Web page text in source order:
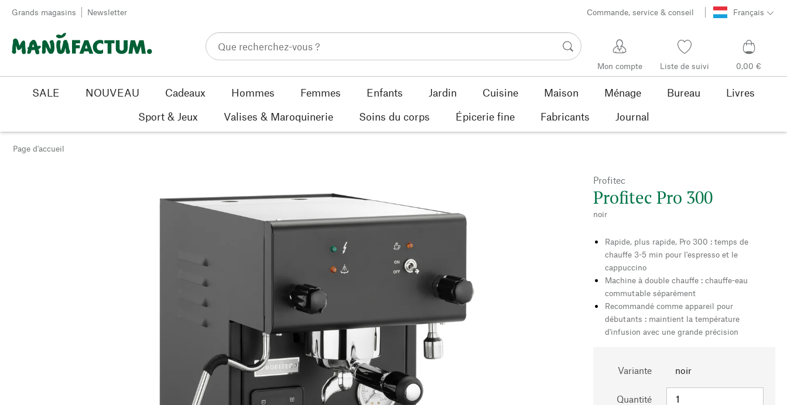
Passer au contenu
Grands magasins Newsletter Commande, service & conseil Français
Mon compte Liste de suivi 0,00 €
SALE NOUVEAU Cadeaux Hommes Femmes Enfants Jardin Cuisine Maison Ménage Bureau
Livres
Sport & Jeux
Valises & Maroquinerie Soins du corps Épicerie fine Fabricants Journal
Page d'accueil
Profitec
Profitec Pro 300
noir
Rapide, plus rapide, Pro 300 : temps de
chauffe 3-5 min pour l'espresso et le
cappuccino
Machine à double chauffe : chauffe-eau
commutable séparément
Recommandé comme appareil pour
débutants : maintient la température
d'infusion avec une grande précision
Variante noir
Quantité